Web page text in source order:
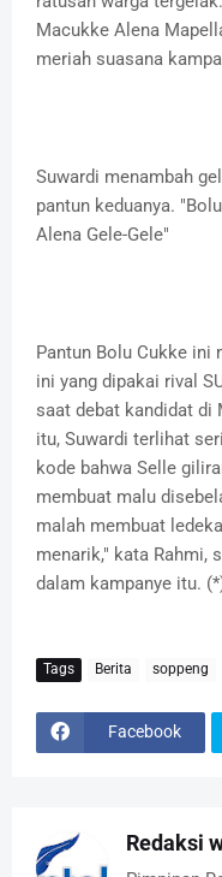
Macukke Alena
meriah suasana
Suwardi menambah
pantun keduanya.
Alena Gele-Gele"
Pantun Bolu Cukke ini
ini yang dipakai rival
saat debat kandidat di
itu, Suwardi terlihat
kode bahwa Selle
membuat malu
malah membuat
menarik," kata Rahmi,
dalam kampanye itu.
Tags Berita soppeng
Facebook
Redaksi